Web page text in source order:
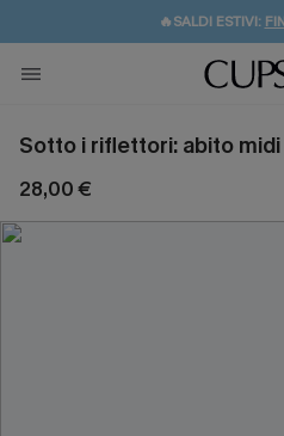
🔥SALDI ESTIVI:
🚚SPEDIZIONE
💌REGALO PER I
Sotto i riflettori: abito midi
28,00 €